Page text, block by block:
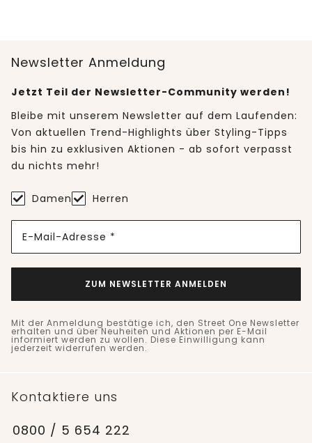
Newsletter Anmeldung
Jetzt Teil der Newsletter-Community werden!
Bleibe mit unserem Newsletter auf dem Laufenden:
Von aktuellen Trend-Highlights über Styling-Tipps
bis hin zu exklusiven Aktionen - ab sofort verpasst
du nichts mehr!
Damen Herren
E-Mail-Adresse *
ZUM NEWSLETTER ANMELDEN
Mit der Anmeldung bestätige ich, den Street One Newsletter
erhalten und über Neuheiten und Aktionen per E-Mail
informiert werden zu wollen. Diese Einwilligung kann
jederzeit widerrufen werden.
Kontaktiere uns
0800 / 5 654 222